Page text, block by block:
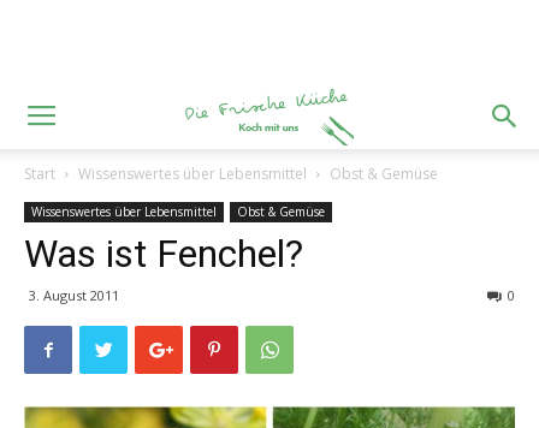
Start Wissenswertes über Lebensmittel Obst & Gemüse
Wissenswertes über Lebensmittel Obst & Gemüse
Was ist Fenchel?
3. August 2011 0